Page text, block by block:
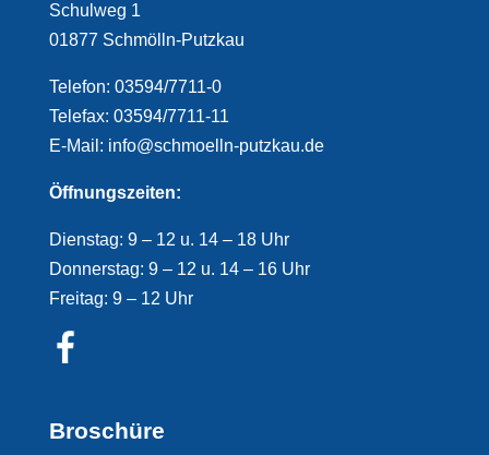
Schulweg 1
01877 Schmölln-Putzkau
Telefon: 03594/7711-0
Telefax: 03594/7711-11
E-Mail: info@schmoelln-putzkau.de
Öffnungszeiten:
Dienstag: 9 – 12 u. 14 – 18 Uhr
Donnerstag: 9 – 12 u. 14 – 16 Uhr
Freitag: 9 – 12 Uhr
Broschüre